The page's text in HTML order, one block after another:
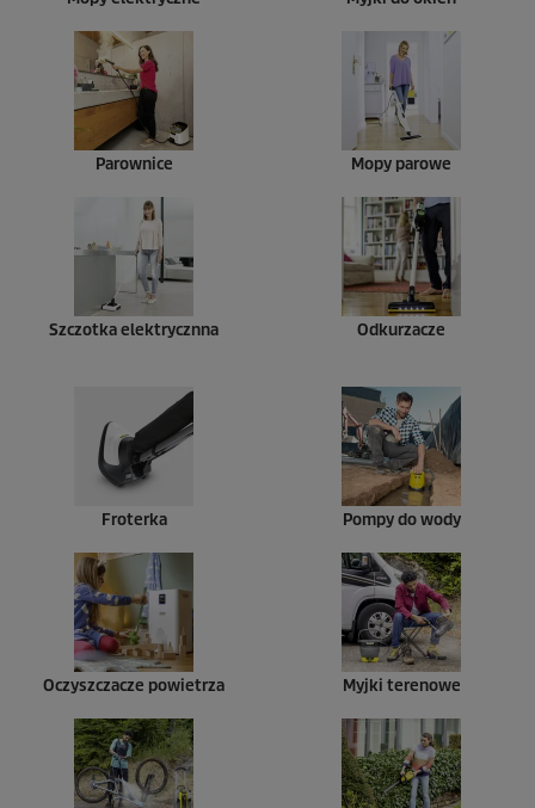
Parownice Mopy parowe
Szczotka elektrycznna Odkurzacze
Froterka Pompy do wody
Oczyszczacze powietrza Myjki terenowe